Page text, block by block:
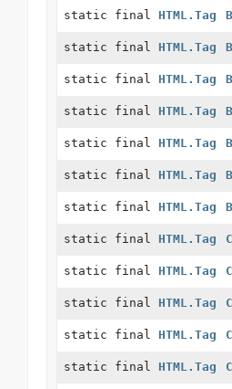
static final HTML.Tag B
static final HTML.Tag
static final HTML.Tag
static final HTML.Tag
static final HTML.Tag
static final HTML.Tag
static final HTML.Tag
static final HTML.Tag
static final HTML.Tag
static final HTML.Tag
static final HTML.Tag
static final HTML.Tag